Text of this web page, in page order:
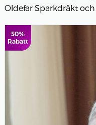
Oldefar Sparkdräkt
50%
Rabatt